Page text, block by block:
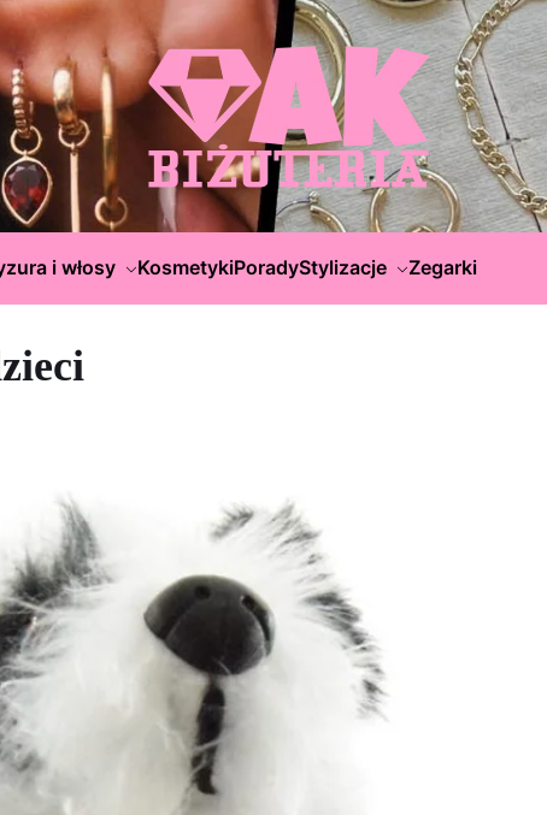
i włosy KosmetykiPoradyStylizacje Zegarki